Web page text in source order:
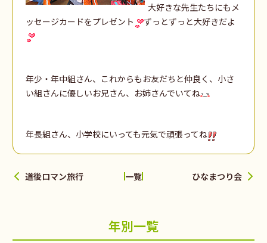
大好きな先生たちにもメ
ッセージカードをプレゼント
ずっとずっと大好きだよ
年少・年中組さん、これからもお友だちと仲良く、小さ
い組さんに優しいお兄さん、お姉さんでいてね
年長組さん、小学校にいっても元気で頑張ってね
道後ロマン旅行 一覧 ひなまつり会
年別一覧